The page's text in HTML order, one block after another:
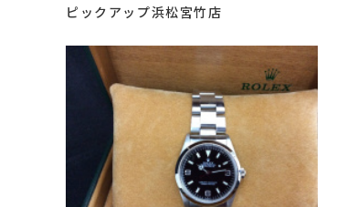
ピックアップ浜松宮竹店